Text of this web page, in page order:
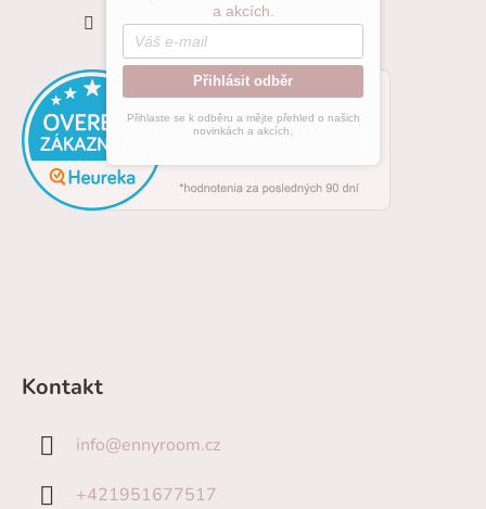
Sledovat na Instagramu
Kontakt
info@ennyroom.cz
+421951677517
a akcích.
Přihlásit odběr
Přihlaste se k odběru a mějte přehled o našich
novinkách a akcích.